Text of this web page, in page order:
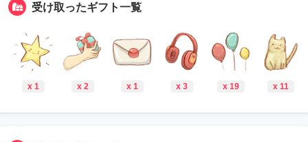
受け取ったギフト一覧
x 1 x 2 x 1 x 3 x 19 x 11